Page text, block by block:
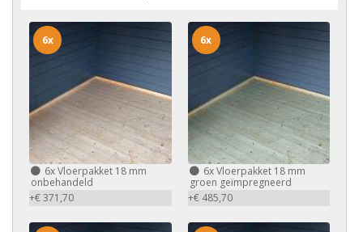
6xVloerpakket 18 mm
onbehandeld
+€ 371,70
6x
6xVloerpakket 18 mm
groen geïmpregneerd
+€ 485,70
6x